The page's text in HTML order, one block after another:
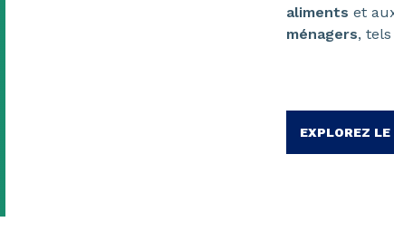
aliments et
ménagers,
EXPLOREZ